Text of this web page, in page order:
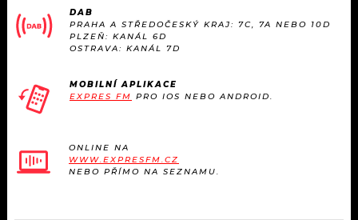
DAB
PRAHA A STŘEDOČESKÝ KRAJ: 7C, 7A NEBO 10D
PLZEŇ: KANÁL 6D
OSTRAVA: KANÁL 7D
MOBILNÍ APLIKACE
EXPRES FM PRO IOS NEBO ANDROID.
ONLINE NA
WWW.EXPRESFM.CZ
NEBO PŘÍMO NA SEZNAMU.